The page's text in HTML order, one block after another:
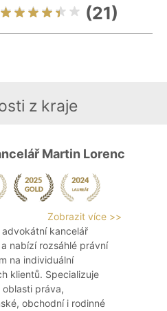
(21)
z kraje
Martin Lorenc
Zobrazit více >>
advokátní kancelář
nabízí rozsáhlé právní
na individuální
klientů. Specializuje
oblasti práva,
obchodní i rodinné